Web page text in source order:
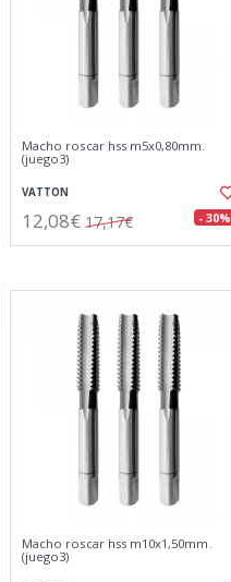
Macho roscar hss m5x0,80mm.
(juego3)
VATTON
12,08€ 17,17€ - 30%
Macho roscar hss m10x1,50mm.
(juego3)